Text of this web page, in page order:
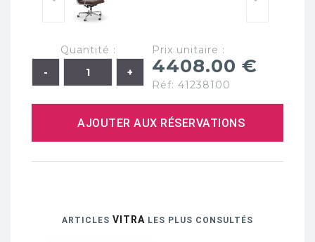
Quantité : Prix unitaire :
4408.00 €
Réf: 41238100
AJOUTER AUX RÉSERVATIONS
ARTICLES VITRA LES PLUS CONSULTÉS